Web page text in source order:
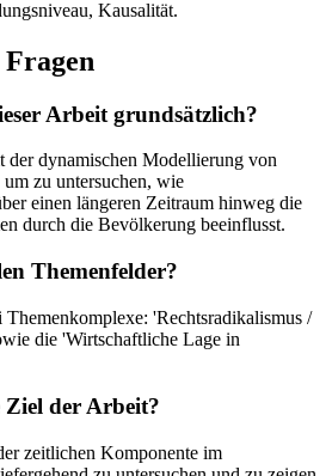
Kausalität.
Arbeit grundsätzlich?
der dynamischen Modellierung von
zu untersuchen, wie
einen längeren Zeitraum hinweg die
durch die Bevölkerung beeinflusst.
Themenfelder?
'Rechtsradikalismus /
die 'Wirtschaftliche Lage in
Ziel der Arbeit?
zeitlichen Komponente im